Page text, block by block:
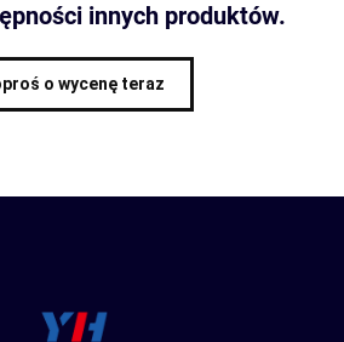
innych produktów.
o wycenę teraz